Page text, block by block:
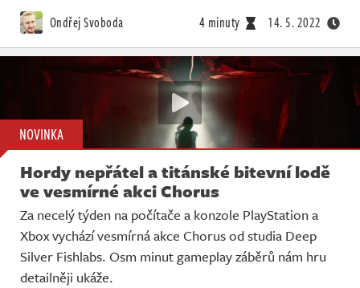
Ondřej Svoboda 4 minuty 14. 5. 2022
NOVINKA
Hordy nepřátel a titánské bitevní lodě
ve vesmírné akci Chorus
Za necelý týden na počítače a konzole PlayStation a
Xbox vychází vesmírná akce Chorus od studia Deep
Silver Fishlabs. Osm minut gameplay záběrů nám hru
detailněji ukáže.